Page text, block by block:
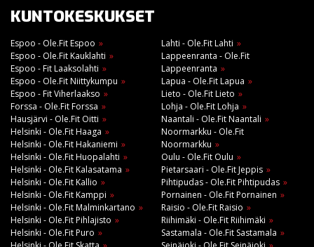
KUNTOKESKUKSET
Espoo - Ole.Fit Espoo
Espoo - Ole.Fit Kauklahti
Espoo - Fit Laaksolahti
Espoo - Ole.Fit Niittykumpu
Espoo - Fit Viherlaakso
Forssa - Ole.Fit Forssa
Hausjärvi - Ole.Fit Oitti
Helsinki - Ole.Fit Haaga
Helsinki - Ole.Fit Hakaniemi
Helsinki - Ole.Fit Huopalahti
Helsinki - Ole.Fit Kalasatama
Helsinki - Ole.Fit Kallio
Helsinki - Ole.Fit Kamppi
Helsinki - Ole.Fit Malminkartano
Helsinki - Ole.Fit Pihlajisto
Helsinki - Ole.Fit Puro
Lahti - Ole.Fit Lahti
Lappeenranta - Ole.Fit
Lappeenranta
Lapua - Ole.Fit Lapua
Lieto - Ole.Fit Lieto
Lohja - Ole.Fit Lohja
Naantali - Ole.Fit Naantali
Noormarkku - Ole.Fit
Noormarkku
Oulu - Ole.Fit Oulu
Pietarsaari - Ole.Fit Jeppis
Pihtipudas - Ole.Fit Pihtipudas
Pornainen - Ole.Fit Pornainen
Raisio - Ole.Fit Raisio
Riihimäki - Ole.Fit Riihimäki
Sastamala - Ole.Fit Sastamala